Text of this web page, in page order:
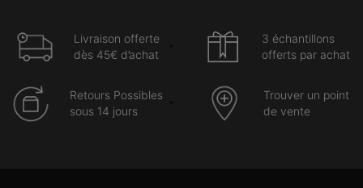
Livraison offerte
dès 45€ d’achat
3 échantillons
offerts par achat
Retours Possibles
sous 14 jours
Trouver un point
de vente